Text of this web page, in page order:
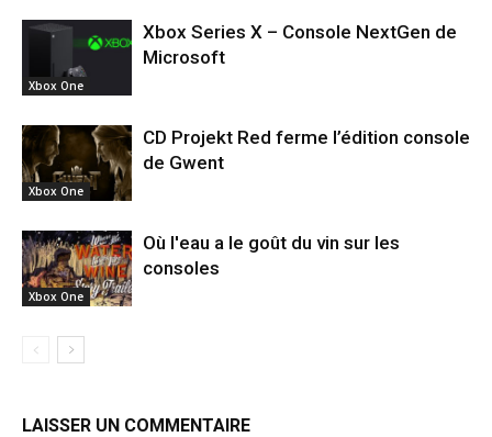
Xbox One
Xbox Series X – Console NextGen de
Microsoft
Xbox One
CD Projekt Red ferme l’édition console
de Gwent
Xbox One
Où l'eau a le goût du vin sur les
consoles
LAISSER UN COMMENTAIRE